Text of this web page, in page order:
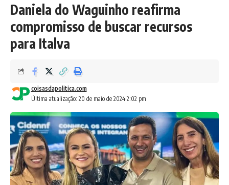
Daniela do Waguinho reafirma
compromisso de buscar recursos
para Italva
Última atualização: 20 de maio de 2024 2:02 pm
coisasdapolitica.com